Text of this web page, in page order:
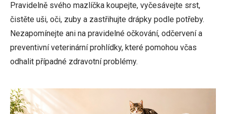
Pravidelně svého mazlíčka koupejte, vyčesávejte srst,
čistěte uši, oči, zuby a zastřihujte drápky podle potřeby.
Nezapomínejte ani na pravidelné očkování, odčervení a
preventivní veterinární prohlídky, které pomohou včas
odhalit případné zdravotní problémy.